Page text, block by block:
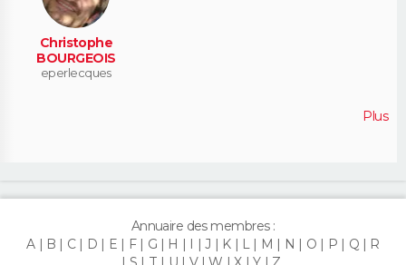
Christophe
BOURGEOIS
eperlecques
Plus
Annuaire des membres :
A
B C D E F G H J K L M N O P Q
R